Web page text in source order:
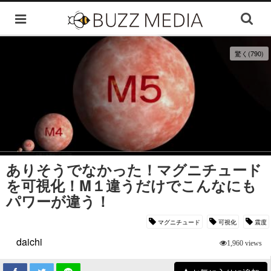
驚く(790)
ありそうでなかった！マグニチュード
を可視化！M１違うだけでこんなにも
パワーが違う！
マグニチュード 可視化 震度
daichi 1,960 views